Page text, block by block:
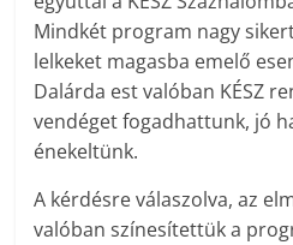
Mindkét program nagy
lelkeket magasba emelő
Dalárda est valóban KÉSZ
vendéget fogadhattunk, jó
énekeltünk.
A kérdésre válaszolva, az
valóban színesítettük a